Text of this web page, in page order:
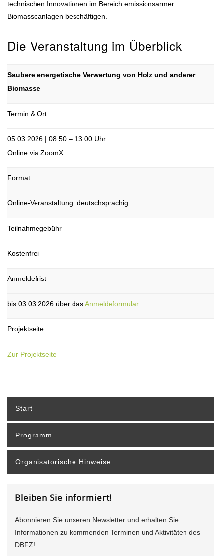
technischen Innovationen im Bereich emissionsarmer
Biomasseanlagen beschäftigen.
Die Veranstaltung im Überblick
Saubere energetische Verwertung von Holz und anderer
Biomasse
Termin & Ort
05.03.2026 | 08:50 – 13:00 Uhr
Online via ZoomX
Format
Online-Veranstaltung, deutschsprachig
Teilnahmegebühr
Kostenfrei
Anmeldefrist
bis 03.03.2026 über dasAnmeldeformular
Projektseite
Zur Projektseite
Start
Programm
Organisatorische Hinweise
Bleiben Sie informiert!
Abonnieren Sie unseren Newsletter und erhalten Sie
Informationen zu kommenden Terminen und Aktivitäten des
DBFZ!